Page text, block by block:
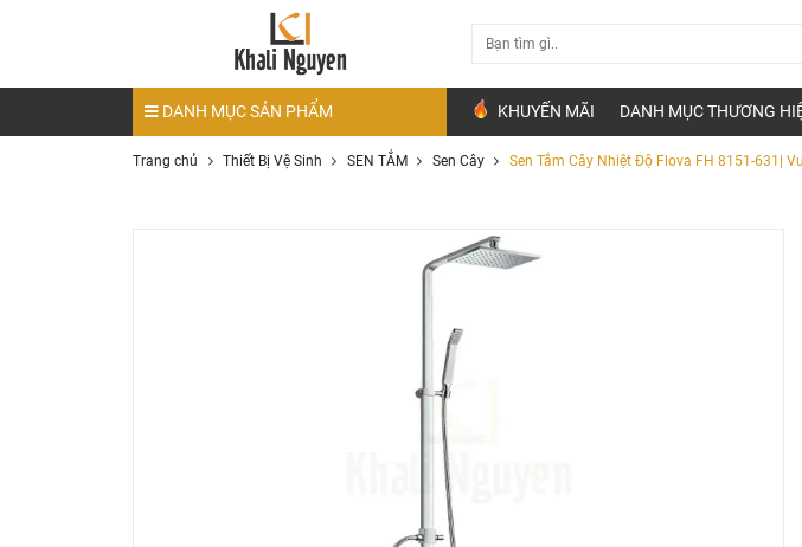
DANH MỤC SẢN PHẨM KHUYẾN MÃI DANH MỤC THƯƠNG
Trang chủ Thiết Bị Vệ Sinh SEN TẮM Sen Cây Sen Tắm Cây Nhiệt Độ Flova FH 8151-631|